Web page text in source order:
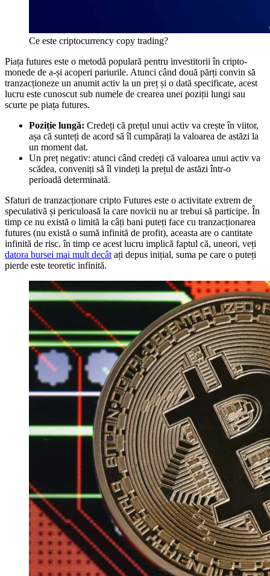
Ce este criptocurrency copy trading?
Piața futures este o metodă populară pentru investitorii în cripto-
monede de a-și acoperi pariurile. Atunci când două părți convin să
tranzacționeze un anumit activ la un preț și o dată specificate, acest
lucru este cunoscut sub numele de crearea unei poziții lungi sau
scurte pe piața futures.
Poziție lungă: Credeți că prețul unui activ va crește în viitor,
așa că sunteți de acord să îl cumpărați la valoarea de astăzi la
un moment dat.
Un preț negativ: atunci când credeți că valoarea unui activ va
scădea, conveniți să îl vindeți la prețul de astăzi într-o
perioadă determinată.
Sfaturi de tranzacționare cripto Futures este o activitate extrem de
speculativă și periculoasă la care novicii nu ar trebui să participe. În
timp ce nu există o limită la câți bani puteți face cu tranzacționarea
futures (nu există o sumă infinită de profit), aceasta are o cantitate
infinită de risc. în timp ce acest lucru implică faptul că, uneori, veți
datora bursei mai mult decât ați depus inițial, suma pe care o puteți
pierde este teoretic infinită.